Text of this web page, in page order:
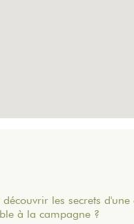
découvrir les secrets
à la campagne ?